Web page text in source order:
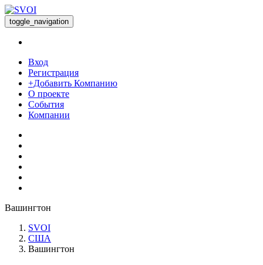
toggle_navigation
Вход
Регистрация
+Добавить Компанию
О проекте
События
Компании
Вашингтон
SVOI
США
Вашингтон